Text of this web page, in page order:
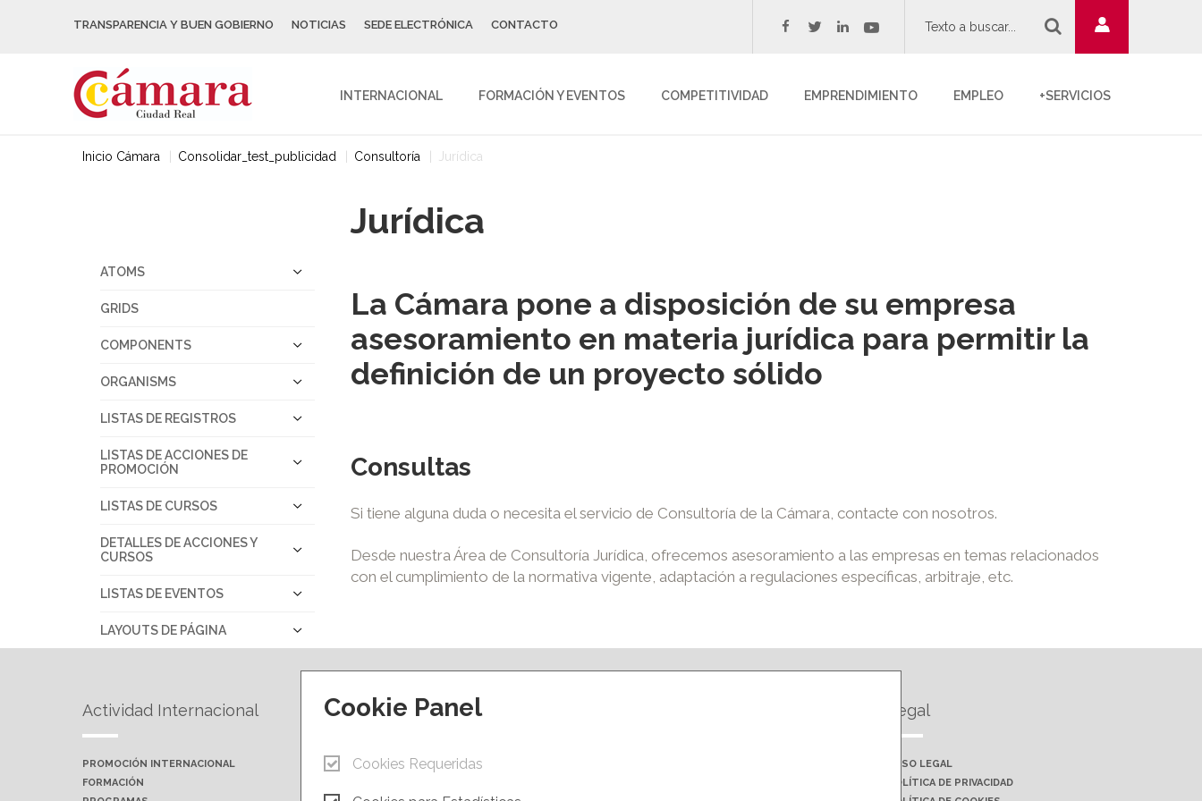
TRANSPARENCIA Y BUEN GOBIERNO NOTICIAS SEDE ELECTRÓNICA CONTACTO facebook
twitterlinkedinyoutube
INTERNACIONAL FORMACIÓN Y EVENTOS COMPETITIVIDAD EMPRENDIMIENTO EMPLEO +SERVICIOS
Inicio Cámara Consolidar_test_publicidad Consultoría Jurídica
ATOMS
GRIDS
COMPONENTS
ORGANISMS
LISTAS DE REGISTROS
LISTAS DE ACCIONES DE
PROMOCIÓN
LISTAS DE CURSOS
DETALLES DE ACCIONES Y
CURSOS
LISTAS DE EVENTOS
LAYOUTS DE PÁGINA
Jurídica
La Cámara pone a disposición de su empresa
asesoramiento en materia jurídica para permitir la
definición de un proyecto sólido
Consultas
Si tiene alguna duda o necesita el servicio de Consultoría de la Cámara, contacte con nosotros.
Desde nuestra Área de Consultoría Jurídica, ofrecemos asesoramiento a las empresas en temas relacionados
con el cumplimiento de la normativa vigente, adaptación a regulaciones específicas, arbitraje, etc.
Actividad Internacional
PROMOCIÓN INTERNACIONAL
FORMACIÓN
Formación y eventos
PRÓXIMAS ACCIONES
Legal
AVISO LEGAL
POLÍTICA DE PRIVACIDAD
Cookie Panel
Cookies Requeridas